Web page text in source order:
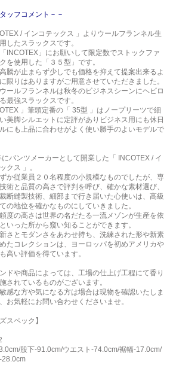
ッフコメント－－
/ インコテックス 」よりウールフランネル生
したスラックスです。
INCOTEX」にお願いして限定数でストックファ
を使用した「３５型」です。
騰が止まらず少しでも価格を抑えて提案出来るよ
限りはありますがご用意させていただきました。
ウールフランネルは秋冬のビジネスシーンにヘビロ
最強スラックスです。
」筆頭定番の「 35型 」はノープリーツで細
美脚シルエットに定評がありビジネス用にも休日
にも上品に合わせがよく使い勝手のよいモデルで
パンツメーカーとして開業した「 INCOTEX / イ
クス 」。
か従業員２０名程度の小規模なものでしたが、専
術と品質の高さで評判を呼び、確かな素材選び、
断縫製技術、細部まで行き届いた心使いは、高級
の地位を確かなものにしていきました。
度の高さは世界の名だたる一流メゾンが生産を依
いった所から窺い知ることができます。
さとモダンさをあわせ持ち、洗練された形や新素
たコレクションは、ヨーロッパを初めアメリカや
高い評価を得ています。
ドや商品によっては、工場の仕上げ工程にて香り
されているものがございます。
感な方や気になる方は場合は現物を確認いたしま
お気軽にお問い合わせくださいませ。
スペック】
股下-91.0cm/ウエスト-74.0cm/裾幅-17.0cm/
28.0cm